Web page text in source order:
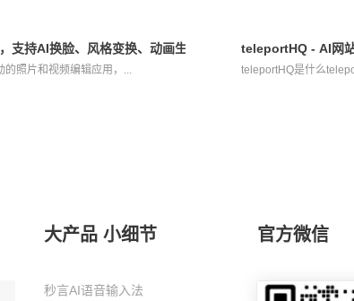
持AI换脸、风格变换、动画生成
照片和视频编辑应用，...
teleportHQ - AI网
teleportHQ是什么
大产品 小细节
秒言AI语音输入法
官方微信